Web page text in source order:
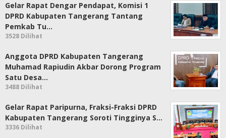
Gelar Rapat Dengar Pendapat, Komisi 1
DPRD Kabupaten Tangerang Tantang
Pemkab Tu…
3528 Dilihat
Anggota DPRD Kabupaten Tangerang
Muhamad Rapiudin Akbar Dorong Program
Satu Desa…
3488 Dilihat
Gelar Rapat Paripurna, Fraksi-Fraksi DPRD
Kabupaten Tangerang Soroti Tingginya S…
3336 Dilihat